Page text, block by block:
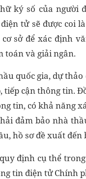
ký số của người
tử sẽ được coi
sở để xác định
toán và giải ngân.
quốc gia, dự
tiếp cận thông tin.
tin, có khả năng
đảm bảo nhà
hồ sơ đề xuất
định cụ thể
tin điện tử Chính